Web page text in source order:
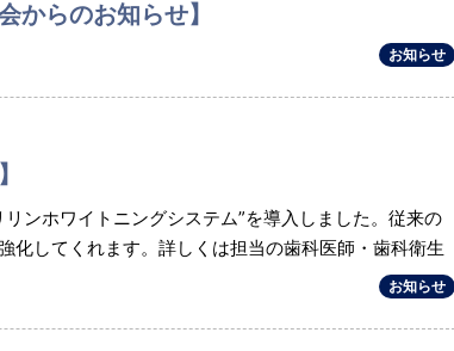
からのお知らせ】
お知らせ
ンホワイトニングシステム”を導入しました。従来の
化してくれます。詳しくは担当の歯科医師・歯科衛生
お知らせ